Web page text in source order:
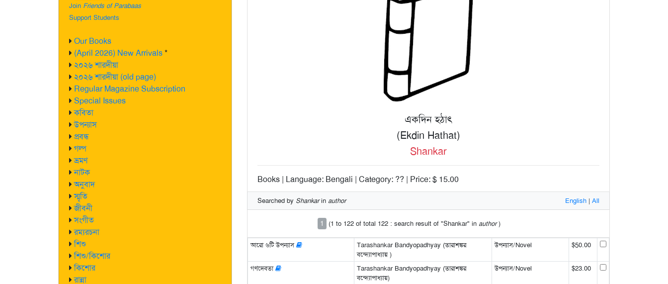
Join Friends of Parabaas
Support Students
Our Books
(April 2026) New Arrivals*
২০২৬ শারদীয়া
২০২৬ শারদীয়া (old page)
Regular Magazine Subscription
Special Issues
কবিতা
উপন্যাস
প্রবন্ধ
গল্প
ভ্রমণ
নাটক
অনুবাদ
স্মৃতি
জীবনী
সংগীত
রম্যরচনা
শিশু
শিশু/কিশোর
কিশোর
রান্না
একদিন হঠাৎ
(Ekdin Hathat)
Shankar
Books | Language: Bengali | Category: ?? | Price: $ 15.00
Searched by Shankarin author English | All
1 (1 to 122 of total 122 : search result of "Shankar" in author)
আরো ৬টি উপন্যাস
Tarashankar Bandyopadhyay (তারাশঙ্কর
বন্দ্যোপাধ্যায় )
উপন্যাস/Novel $50.00
গণদেবতা
Tarashankar Bandyopadhyay (তারাশঙ্কর
বন্দ্যোপাধ্যায়)
উপন্যাস/Novel $23.00